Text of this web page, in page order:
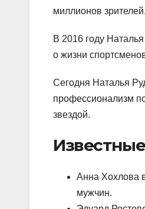
миллионов зрителей.
В 2016 году
о жизни
Сегодня Наталья
профессионализм
звездой.
Анна Хохлова
мужчин.